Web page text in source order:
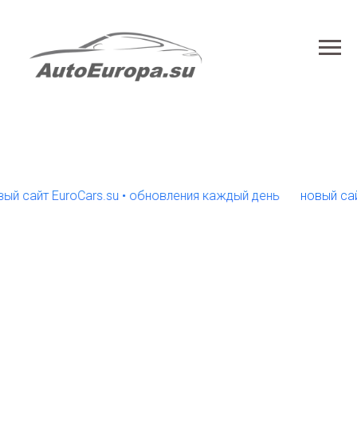
EuroCars.su • обновления каждый день новый сайт